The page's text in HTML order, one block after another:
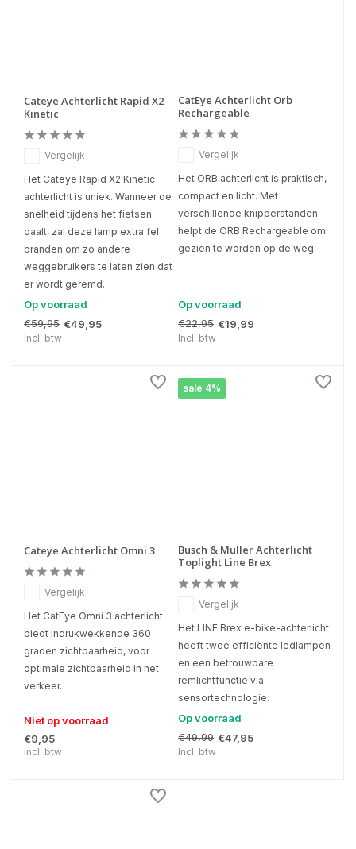
Cateye Achterlicht Rapid X2
Kinetic
Vergelijk
Het Cateye Rapid X2 Kinetic
achterlicht is uniek. Wanneer de
snelheid tijdens het fietsen
daalt, zal deze lamp extra fel
branden om zo andere
weggebruikers te laten zien dat
er wordt geremd.
Op voorraad
€59,95 €49,95
Incl. btw
CatEye Achterlicht Orb
Rechargeable
Vergelijk
Het ORB achterlicht is praktisch,
compact en licht. Met
verschillende knipperstanden
helpt de ORB Rechargeable om
gezien te worden op de weg.
Op voorraad
€22,95 €19,99
Incl. btw
Cateye Achterlicht Omni 3
Vergelijk
Het CatEye Omni 3 achterlicht
biedt indrukwekkende 360
graden zichtbaarheid, voor
optimale zichtbaarheid in het
verkeer.
Niet op voorraad
€9,95
Incl. btw
sale 4%
Busch & Muller Achterlicht
Toplight Line Brex
Vergelijk
Het LINE Brex e-bike-achterlicht
heeft twee efficiënte ledlampen
en een betrouwbare
remlichtfunctie via
sensortechnologie.
Op voorraad
€49,99 €47,95
Incl. btw